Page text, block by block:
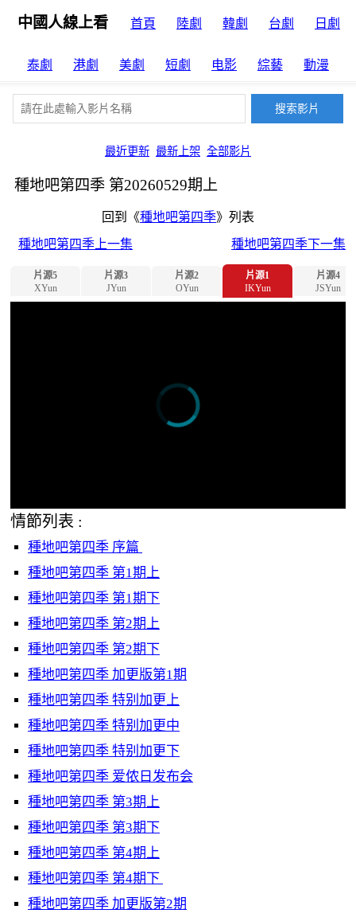
中國人線上看 首頁 陸劇 韓劇 台劇 日劇
泰劇 港劇 美劇 短劇 电影 綜藝 動漫
最近更新 最新上架 全部影片
種地吧第四季 第20260529期上
回到《種地吧第四季》列表
種地吧第四季上一集
種地吧第四季下一集
片源5
XYun
片源3
JYun
片源2
OYun
片源1
IKYun
片源4
JSYun
情節列表 :
種地吧第四季 序篇
種地吧第四季 第1期上
種地吧第四季 第1期下
種地吧第四季 第2期上
種地吧第四季 第2期下
種地吧第四季 加更版第1期
種地吧第四季 特别加更上
種地吧第四季 特别加更中
種地吧第四季 特别加更下
種地吧第四季 爱侬日发布会
種地吧第四季 第3期上
種地吧第四季 第3期下
種地吧第四季 第4期上
種地吧第四季 第4期下
種地吧第四季 加更版第2期